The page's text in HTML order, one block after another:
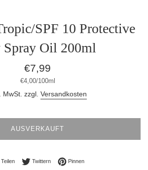
SPF 10 Protective
Oil 200ml
Normaler
Preis
€7,99
Stückpreis
€4,00/pro
100ml
MwSt. zzgl. Versandkosten
AUSVERKAUFT
TeilenAuf Facebook teilen
TwitternAuf Twitter twittern
PinnenAuf Pinterest pinnen